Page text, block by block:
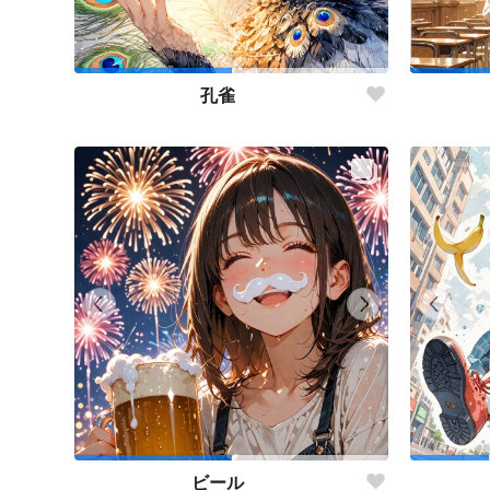
孔雀
ビール